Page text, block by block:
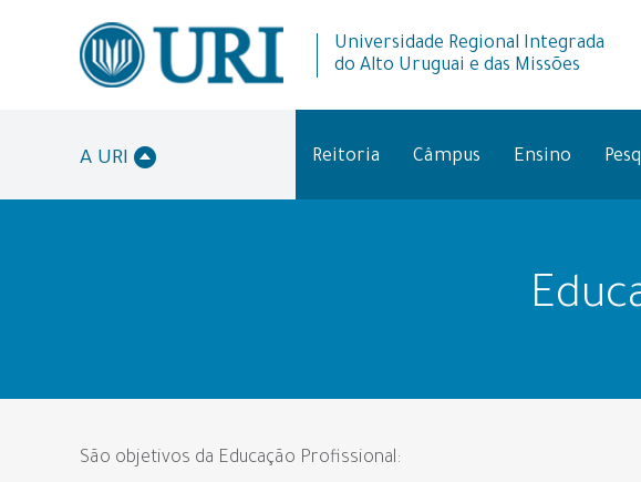
Universidade Regional Integrada
do Alto Uruguai e das Missões
A URI Reitoria Câmpus Ensino
São objetivos da Educação Profissional: